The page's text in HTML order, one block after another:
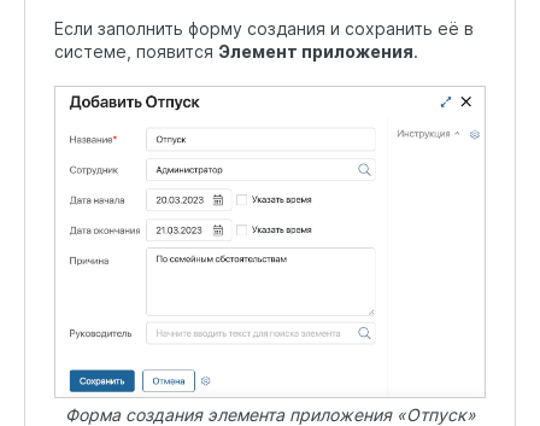
Если заполнить форму создания и сохранить её в
системе, появится Элемент приложения.
Форма создания элемента приложения «Отпуск»